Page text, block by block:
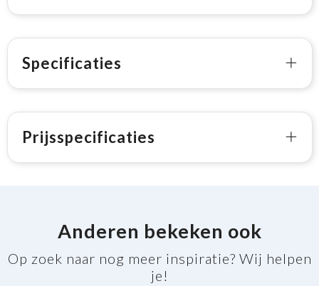
Specificaties
Prijsspecificaties
Anderen bekeken ook
Op zoek naar nog meer inspiratie? Wij helpen
je!